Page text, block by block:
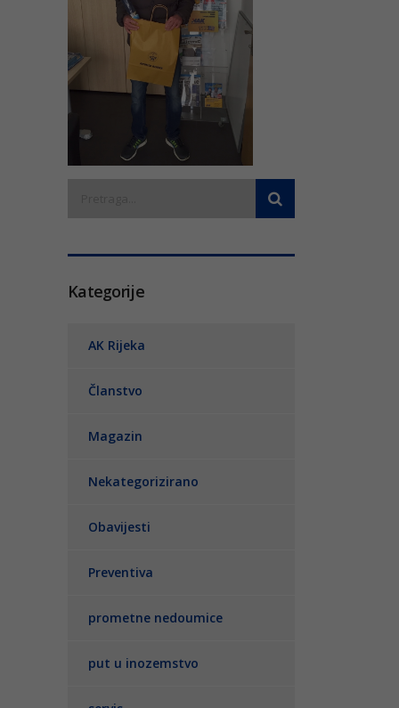
Kategorije
AK Rijeka
Članstvo
Magazin
Nekategorizirano
Obavijesti
Preventiva
prometne nedoumice
put u inozemstvo